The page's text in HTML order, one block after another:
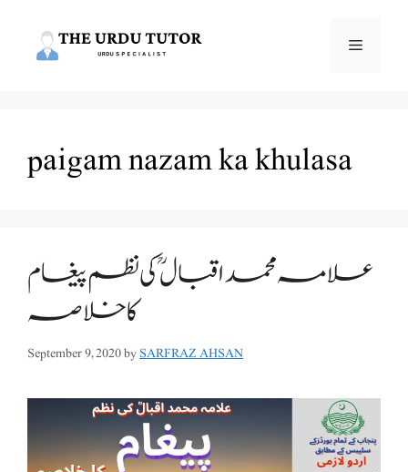
Menu
paigam nazam ka khulasa
علامہ محمد اقبال ؒ کی نظم پیغام
کا خلاصہ
September 9, 2020bySARFRAZ AHSAN